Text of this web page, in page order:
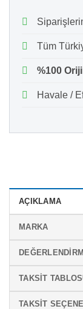
Tüm
%100
Havale /
AÇIKLAMA
MARKA
TAKSIT
TAKSIT